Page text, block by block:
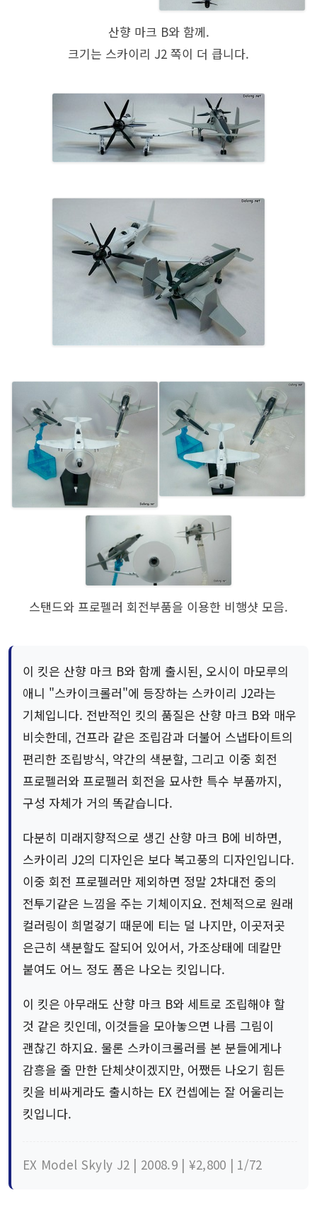
산향 마크 B와 함께.
크기는 스카이리 J2 쪽이 더 큽니다.
스탠드와 프로펠러 회전부품을 이용한 비행샷 모음.
이 킷은 산향 마크 B와 함께 출시된, 오시이 마모루의
애니 "스카이크롤러"에 등장하는 스카이리 J2라는
기체입니다. 전반적인 킷의 품질은 산향 마크 B와 매우
비슷한데, 건프라 같은 조립감과 더불어 스냅타이트의
편리한 조립방식, 약간의 색분할, 그리고 이중 회전
프로펠러와 프로펠러 회전을 묘사한 특수 부품까지,
구성 자체가 거의 똑같습니다.
다분히 미래지향적으로 생긴 산향 마크 B에 비하면,
스카이리 J2의 디자인은 보다 복고풍의 디자인입니다.
이중 회전 프로펠러만 제외하면 정말 2차대전 중의
전투기같은 느낌을 주는 기체이지요. 전체적으로 원래
컬러링이 희멀겋기 때문에 티는 덜 나지만, 이곳저곳
은근히 색분할도 잘되어 있어서, 가조상태에 데칼만
붙여도 어느 정도 폼은 나오는 킷입니다.
이 킷은 아무래도 산향 마크 B와 세트로 조립해야 할
것 같은 킷인데, 이것들을 모아놓으면 나름 그림이
괜찮긴 하지요. 물론 스카이크롤러를 본 분들에게나
감흥을 줄 만한 단체샷이겠지만, 어쨌든 나오기 힘든
킷을 비싸게라도 출시하는 EX 컨셉에는 잘 어울리는
킷입니다.
EX Model Skyly J2 | 2008.9 | ¥2,800 | 1/72